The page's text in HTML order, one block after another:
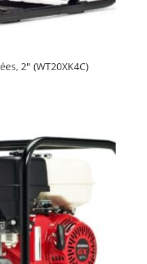
2″ (WT20XK4C)